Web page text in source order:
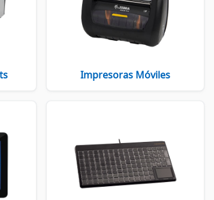
Impresoras Móviles